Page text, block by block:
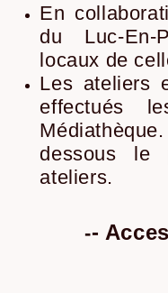
En
du Luc-
locaux de
Les ateliers
effectués
dessous le
ateliers.
--